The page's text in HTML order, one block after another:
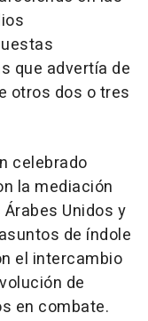
que advertía de
otros dos o tres
celebrado
la mediación
Unidos y
de índole
el intercambio
de
en combate.